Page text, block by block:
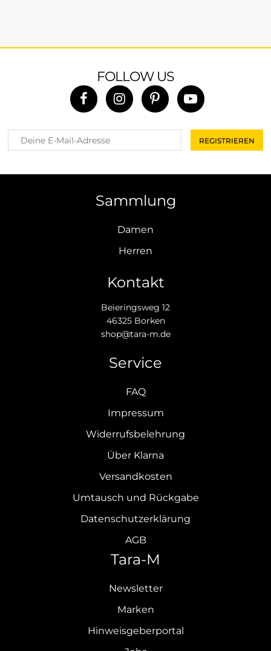
FOLLOW US
Sammlung
Damen
Herren
Kontakt
Beieringsweg 12
46325 Borken
shop@tara-m.de
Service
FAQ
Impressum
Widerrufsbelehrung
Über Klarna
Versandkosten
Umtausch und Rückgabe
Datenschutzerklärung
AGB
Tara-M
Newsletter
Marken
Hinweisgeberportal